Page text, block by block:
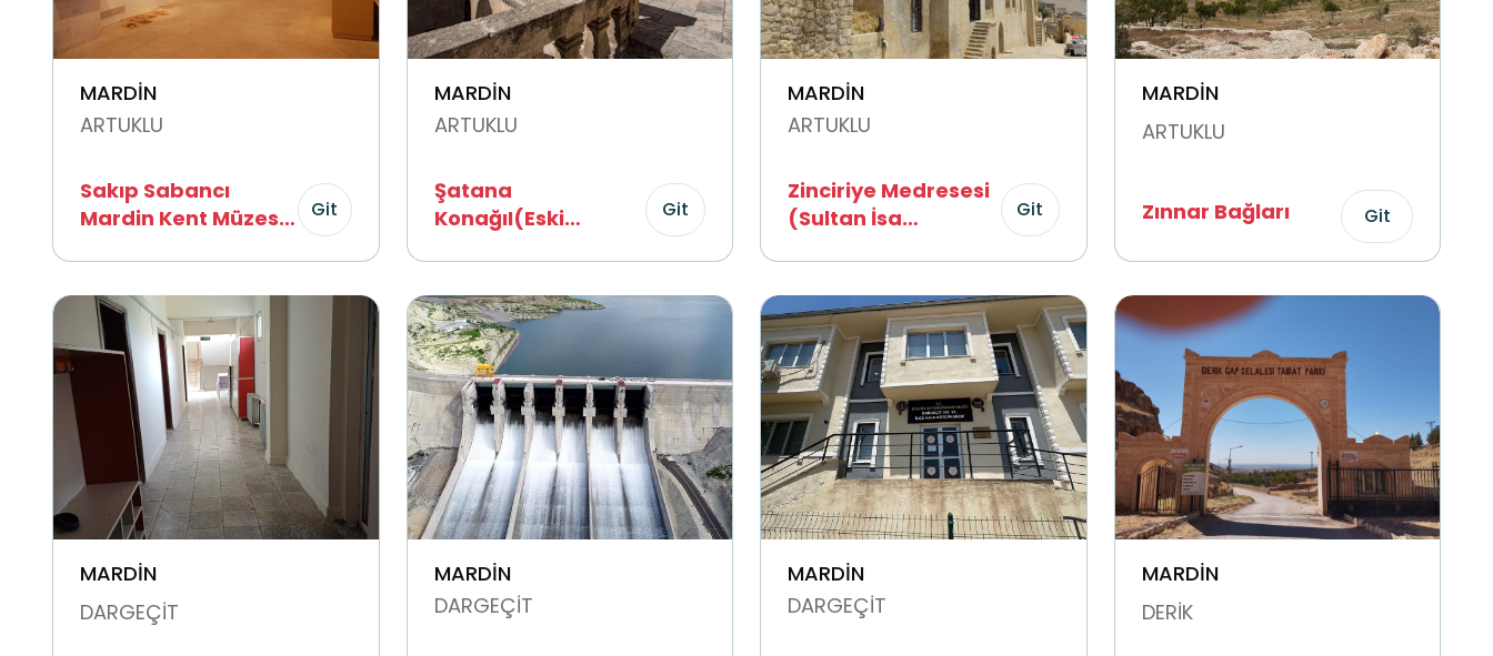
MARDİN
ARTUKLU
Sakıp Sabancı
Mardin Kent Müzesi
Git
MARDİN
ARTUKLU
Şatana
KonağıI(Eski
Git
MARDİN
ARTUKLU
Zinciriye Medresesi
(Sultan İsa
Git
MARDİN
ARTUKLU
Zınnar Bağları Git
MARDİN
DARGEÇİT
MARDİN
DARGEÇİT
MARDİN
DARGEÇİT
MARDİN
DERİK